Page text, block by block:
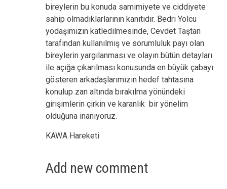
bireylerin bu konuda samimiyete ve ciddiyete
sahip olmadıklarlarının kanıtıdır. Bedri Yolcu
yodaşımızın katledilmesinde, Cevdet Taştan
tarafından kullanılmış ve sorumluluk payı olan
bireylerin yargılanması ve olayın bütün detayları
ile açığa çıkarılması konusunda en büyük çabayı
gösteren arkadaşlarımızın hedef tahtasına
konulup zan altında bırakılma yönündeki
girişimlerin çirkin ve karanlık bir yönelim
olduğuna inanıyoruz.
KAWA Hareketi
Add new comment